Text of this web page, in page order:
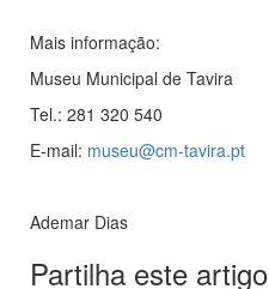
Mais informação:
Museu Municipal de Tavira
Tel.: 281 320 540
E-mail: museu@cm-tavira.pt
Ademar Dias
Partilha este artigo